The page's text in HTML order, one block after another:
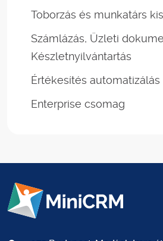
Toborzás és munkatárs
Számlázás, Üzleti
Készletnyilvántartás
Értékesítés automatizálás
Enterprise csomag